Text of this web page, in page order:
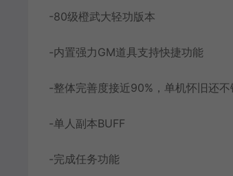
-80级橙武大轻功版本
-内置强力GM道具支持快捷功能
-整体完善度接近90%，单机怀旧还不
-单人副本BUFF
-完成任务功能